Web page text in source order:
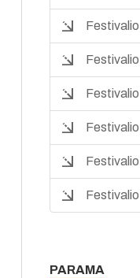
PARAMA